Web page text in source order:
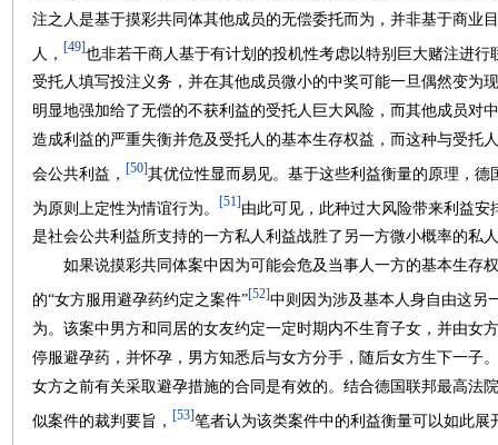
注之人是基于摸彩共同体其他成员的无偿委托而为，并非基于商业
人， [49] 也非若干商人基于有计划的投机性考虑以特别巨大赌注进
受托人填写投注义务，并在其他成员微小的中奖可能一旦偶然变为
明显地强加给了无偿的不获利益的受托人巨大风险，而其他成员对
造成利益的严重失衡并危及受托人的基本生存权益，而这种与受托
会公共利益， [50] 其优位性显而易见。基于这些利益衡量的原理，
为原则上定性为情谊行为。 [51] 由此可见，此种过大风险带来利益
是社会公共利益所支持的一方私人利益战胜了另一方微小概率的私
如果说摸彩共同体案中因为可能会危及当事人一方的基本生存
的“女方服用避孕药约定之案件” [52] 中则因为涉及基本人身自由这另
为。该案中男方和同居的女友约定一定时期内不生育子女，并由女
停服避孕药，并怀孕，男方知悉后与女方分手，随后女方生下一子
女方之前有关采取避孕措施的合同是有效的。结合德国联邦最高法
似案件的裁判要旨， [53] 笔者认为该类案件中的利益衡量可以如此